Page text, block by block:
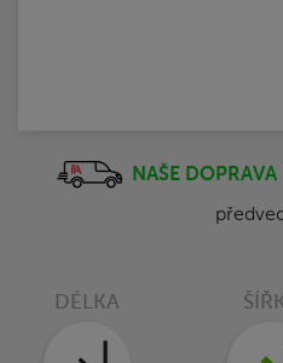
NAŠE DOPRAVA
DÉLKA